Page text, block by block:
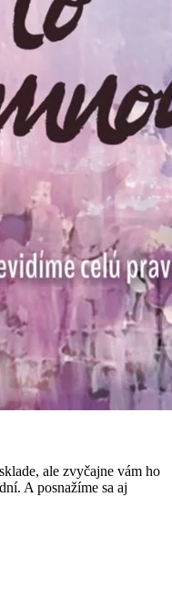
ale zvyčajne vám ho
A posnažíme sa aj